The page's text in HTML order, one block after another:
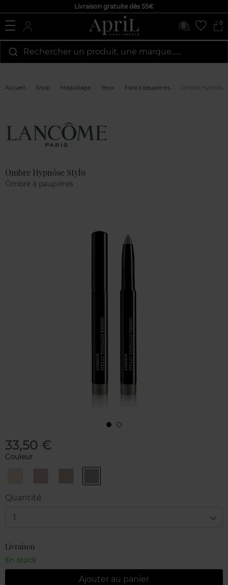
Livraison gratuite dès 55€
0
Rechercher un produit, une marque…...
Accueil Shop Maquillage Yeux Fard à paupières Ombre Hypnôse
Ombre Hypnôse Stylo
Ombre à paupières
33,50 €
Couleur
Inoubliable
Brun Erika
Quantité
1
Livraison
En stock
Ajouter au panier